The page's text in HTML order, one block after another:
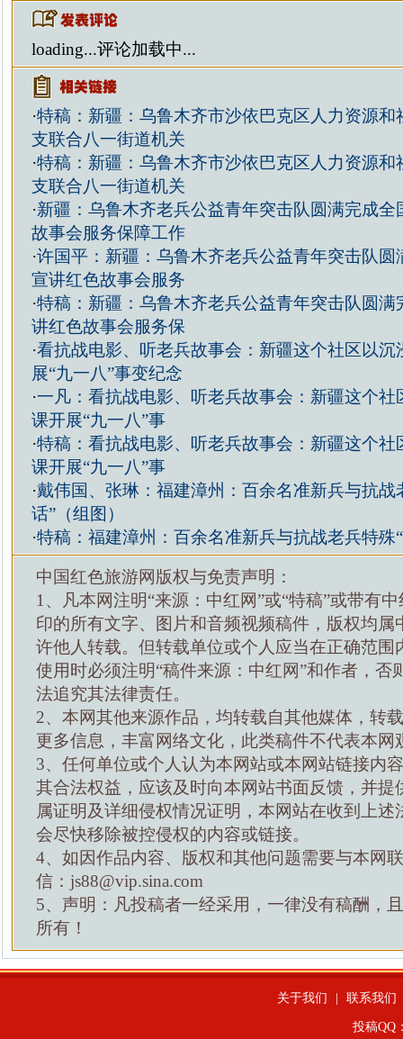
loading...评论加载中...
·特稿：新疆：乌鲁木齐市沙依巴克区人力资源和
支联合八一街道机关
·特稿：新疆：乌鲁木齐市沙依巴克区人力资源和
支联合八一街道机关
·新疆：乌鲁木齐老兵公益青年突击队圆满完成全
故事会服务保障工作
·许国平：新疆：乌鲁木齐老兵公益青年突击队圆
宣讲红色故事会服务
·特稿：新疆：乌鲁木齐老兵公益青年突击队圆满
讲红色故事会服务保
·看抗战电影、听老兵故事会：新疆这个社区以沉
展“九一八”事变纪念
·一凡：看抗战电影、听老兵故事会：新疆这个社
课开展“九一八”事
·特稿：看抗战电影、听老兵故事会：新疆这个社
课开展“九一八”事
·戴伟国、张琳：福建漳州：百余名准新兵与抗战
话”（组图）
·特稿：福建漳州：百余名准新兵与抗战老兵特殊
中国红色旅游网版权与免责声明：
1、凡本网注明“来源：中红网”或“特稿”或带有
印的所有文字、图片和音频视频稿件，版权均属
许他人转载。但转载单位或个人应当在正确范围
使用时必须注明“稿件来源：中红网”和作者，否
法追究其法律责任。
2、本网其他来源作品，均转载自其他媒体，转
更多信息，丰富网络文化，此类稿件不代表本网
3、任何单位或个人认为本网站或本网站链接内
其合法权益，应该及时向本网站书面反馈，并提
属证明及详细侵权情况证明，本网站在收到上述
会尽快移除被控侵权的内容或链接。
4、如因作品内容、版权和其他问题需要与本网
信：js88@vip.sina.com
5、声明：凡投稿者一经采用，一律没有稿酬，
所有！
关于我们 联系我们
投稿QQ